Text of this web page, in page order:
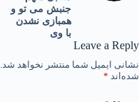
جنبش می تو و
همبازی نشدن
با وی
Leave a Reply
نشانی ایمیل شما منتشر نخواهد شد.
شده‌اند *